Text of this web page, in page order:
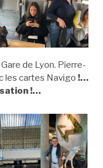
de Lyon. Pierre-
les cartes Navigo !…
!…